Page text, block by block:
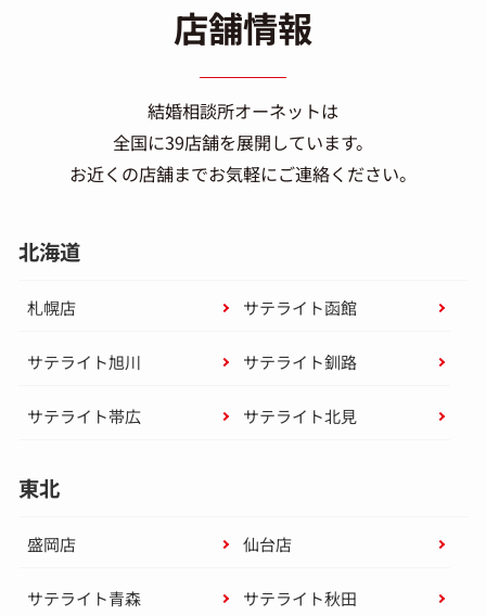
店舗情報
結婚相談所オーネットは
全国に39店舗を展開しています。
お近くの店舗までお気軽にご連絡ください。
北海道
札幌店 サテライト函館
サテライト旭川 サテライト釧路
サテライト帯広 サテライト北見
東北
盛岡店 仙台店
サテライト青森 サテライト秋田